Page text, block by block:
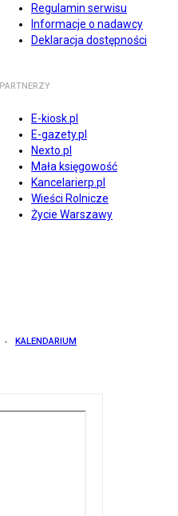
Regulamin serwisu
Informacje o nadawcy
Deklaracja dostępności
PARTNERZY
E-kiosk.pl
E-gazety.pl
Nexto.pl
Mała księgowość
Kancelarierp.pl
Wieści Rolnicze
Życie Warszawy
KALENDARIUM